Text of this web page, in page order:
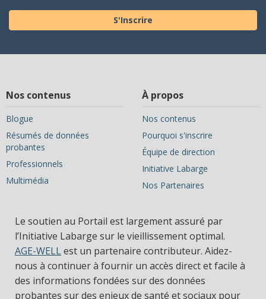
S'Inscrire
Nos contenus
Blogue
Résumés de données
probantes
Professionnels
Multimédia
À propos
Nos contenus
Pourquoi s'inscrire
Équipe de direction
Initiative Labarge
Nos Partenaires
Le soutien au Portail est largement assuré par
l’Initiative Labarge sur le vieillissement optimal.
AGE-WELLest un partenaire contributeur. Aidez-
nous à continuer à fournir un accès direct et facile à
des informations fondées sur des données
probantes sur des enjeux de santé et sociaux pour